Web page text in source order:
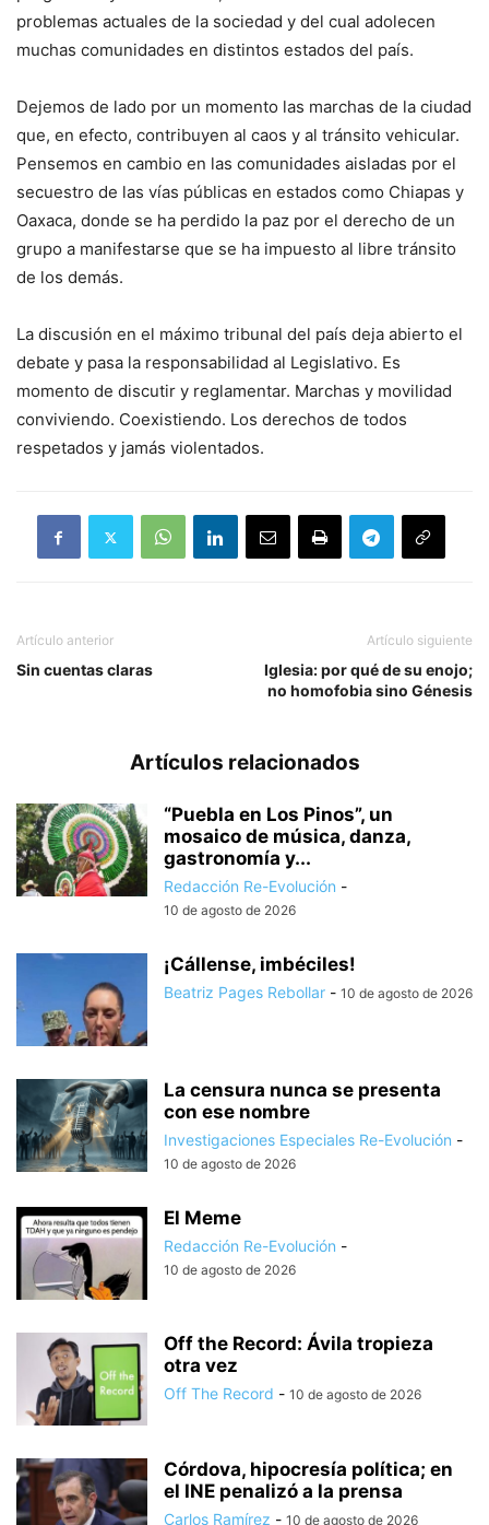
problemas actuales de la sociedad y del cual adolecen
muchas comunidades en distintos estados del país.
Dejemos de lado por un momento las marchas de la ciudad
que, en efecto, contribuyen al caos y al tránsito vehicular.
Pensemos en cambio en las comunidades aisladas por el
secuestro de las vías públicas en estados como Chiapas y
Oaxaca, donde se ha perdido la paz por el derecho de un
grupo a manifestarse que se ha impuesto al libre tránsito
de los demás.
La discusión en el máximo tribunal del país deja abierto el
debate y pasa la responsabilidad al Legislativo. Es
momento de discutir y reglamentar. Marchas y movilidad
conviviendo. Coexistiendo. Los derechos de todos
respetados y jamás violentados.
Artículo anterior
Sin cuentas claras
Artículo siguiente
Iglesia: por qué de su enojo;
no homofobia sino Génesis
Artículos relacionados
“Puebla en Los Pinos”, un
mosaico de música, danza,
gastronomía y...
Redacción Re-Evolución -
10 de agosto de 2026
¡Cállense, imbéciles!
Beatriz Pages Rebollar - 10 de agosto de 2026
La censura nunca se presenta
con ese nombre
Investigaciones Especiales Re-Evolución -
10 de agosto de 2026
El Meme
Redacción Re-Evolución -
10 de agosto de 2026
Off the Record: Ávila tropieza
otra vez
Off The Record - 10 de agosto de 2026
Córdova, hipocresía política; en
el INE penalizó a la prensa
Carlos Ramírez - 10 de agosto de 2026